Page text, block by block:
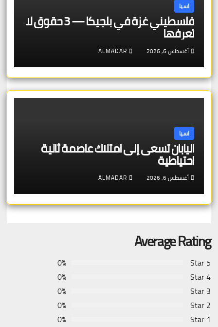
اسيا
فلسطيني غزة في بلجيكا — 3 حقوق لا
تعرفها
أغسطس 6, 2026 ALMADAR
اسيا
اليابان تسعى إلى امتلاك عاصمة ثانية
احتياطية
أغسطس 6, 2026 ALMADAR
Average Rating
5 Star
0%
4 Star
0%
3 Star
0%
2 Star
0%
1 Star
0%